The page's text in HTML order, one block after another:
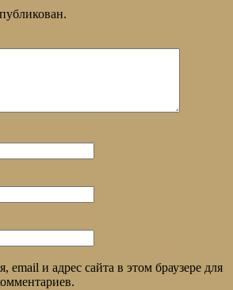
email и адрес сайта в этом браузере для